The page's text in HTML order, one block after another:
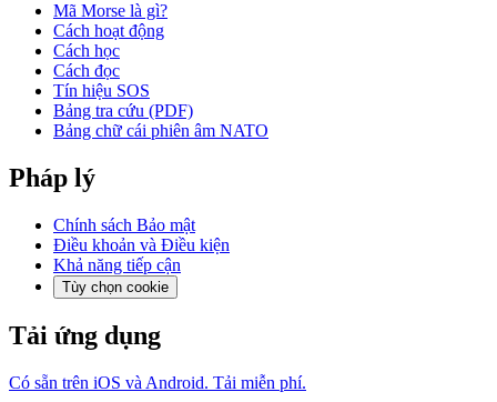
Mã Morse là gì?
Cách hoạt động
Cách học
Cách đọc
Tín hiệu SOS
Bảng tra cứu (PDF)
Bảng chữ cái phiên âm NATO
Pháp lý
Chính sách Bảo mật
Điều khoản và Điều kiện
Khả năng tiếp cận
Tùy chọn cookie
Tải ứng dụng
Có sẵn trên iOS và Android. Tải miễn phí.